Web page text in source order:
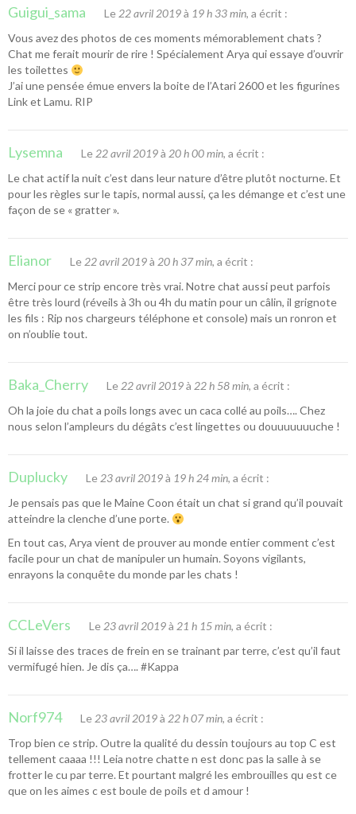
Guigui_sama Le22 avril 2019à 19 h 33 min, a écrit :
Vous avez des photos de ces moments mémorablement chats ?
Chat me ferait mourir de rire ! Spécialement Arya qui essaye d’ouvrir
les toilettes
J’ai une pensée émue envers la boite de l’Atari 2600 et les figurines
Link et Lamu. RIP
Lysemna Le22 avril 2019à 20 h 00 min, a écrit :
Le chat actif la nuit c’est dans leur nature d’être plutôt nocturne. Et
pour les règles sur le tapis, normal aussi, ça les démange et c’est une
façon de se « gratter ».
Elianor Le22 avril 2019à 20 h 37 min, a écrit :
Merci pour ce strip encore très vrai. Notre chat aussi peut parfois
être très lourd (réveils à 3h ou 4h du matin pour un câlin, il grignote
les fils : Rip nos chargeurs téléphone et console) mais un ronron et
on n’oublie tout.
Baka_Cherry Le22 avril 2019à 22 h 58 min, a écrit :
Oh la joie du chat a poils longs avec un caca collé au poils…. Chez
nous selon l’ampleurs du dégâts c’est lingettes ou douuuuuuuche !
Duplucky Le23 avril 2019à 19 h 24 min, a écrit :
Je pensais pas que le Maine Coon était un chat si grand qu’il pouvait
atteindre la clenche d’une porte.
En tout cas, Arya vient de prouver au monde entier comment c’est
facile pour un chat de manipuler un humain. Soyons vigilants,
enrayons la conquête du monde par les chats !
CCLeVers Le23 avril 2019à 21 h 15 min, a écrit :
Si il laisse des traces de frein en se trainant par terre, c’est qu’il faut
vermifugé hien. Je dis ça…. #Kappa
Norf974 Le23 avril 2019à 22 h 07 min, a écrit :
Trop bien ce strip. Outre la qualité du dessin toujours au top C est
tellement caaaa !!! Leia notre chatte n est donc pas la salle à se
frotter le cu par terre. Et pourtant malgré les embrouilles qu est ce
que on les aimes c est boule de poils et d amour !